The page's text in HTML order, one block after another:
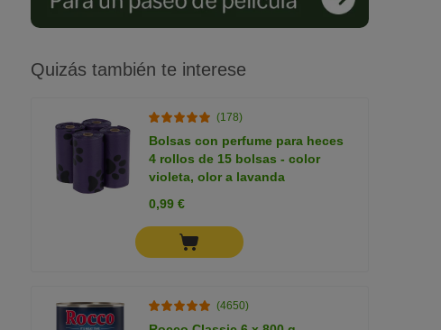
Quizás también te interese
(178)
Bolsas con perfume para heces
4 rollos de 15 bolsas - color
violeta, olor a lavanda
0,99 €
(4650)